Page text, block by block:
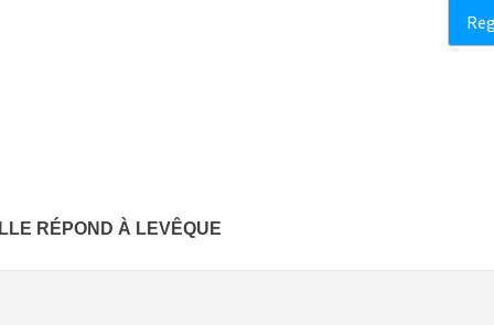
RÉPOND À LEVÊQUE